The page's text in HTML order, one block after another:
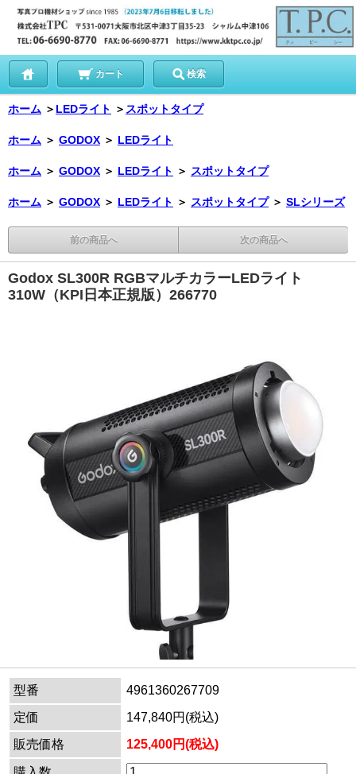
カート 検索
ホーム ＞ LEDライト ＞ スポットタイプ
ホーム ＞ GODOX ＞ LEDライト
ホーム ＞ GODOX ＞ LEDライト ＞ スポットタイプ
ホーム ＞ GODOX ＞ LEDライト ＞ スポットタイプ ＞ SLシリーズ
前の商品へ 次の商品へ
Godox SL300R RGBマルチカラーLEDライト
310W（KPI日本正規版）266770
型番
4961360267709
定価
147,840円(税込)
販売価格
125,400円(税込)